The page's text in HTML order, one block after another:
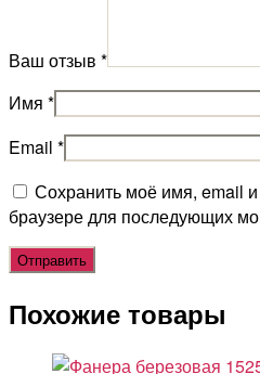
Ваш отзыв *
Имя *
Email *
Сохранить моё имя, email
браузере для последующих
Похожие товары